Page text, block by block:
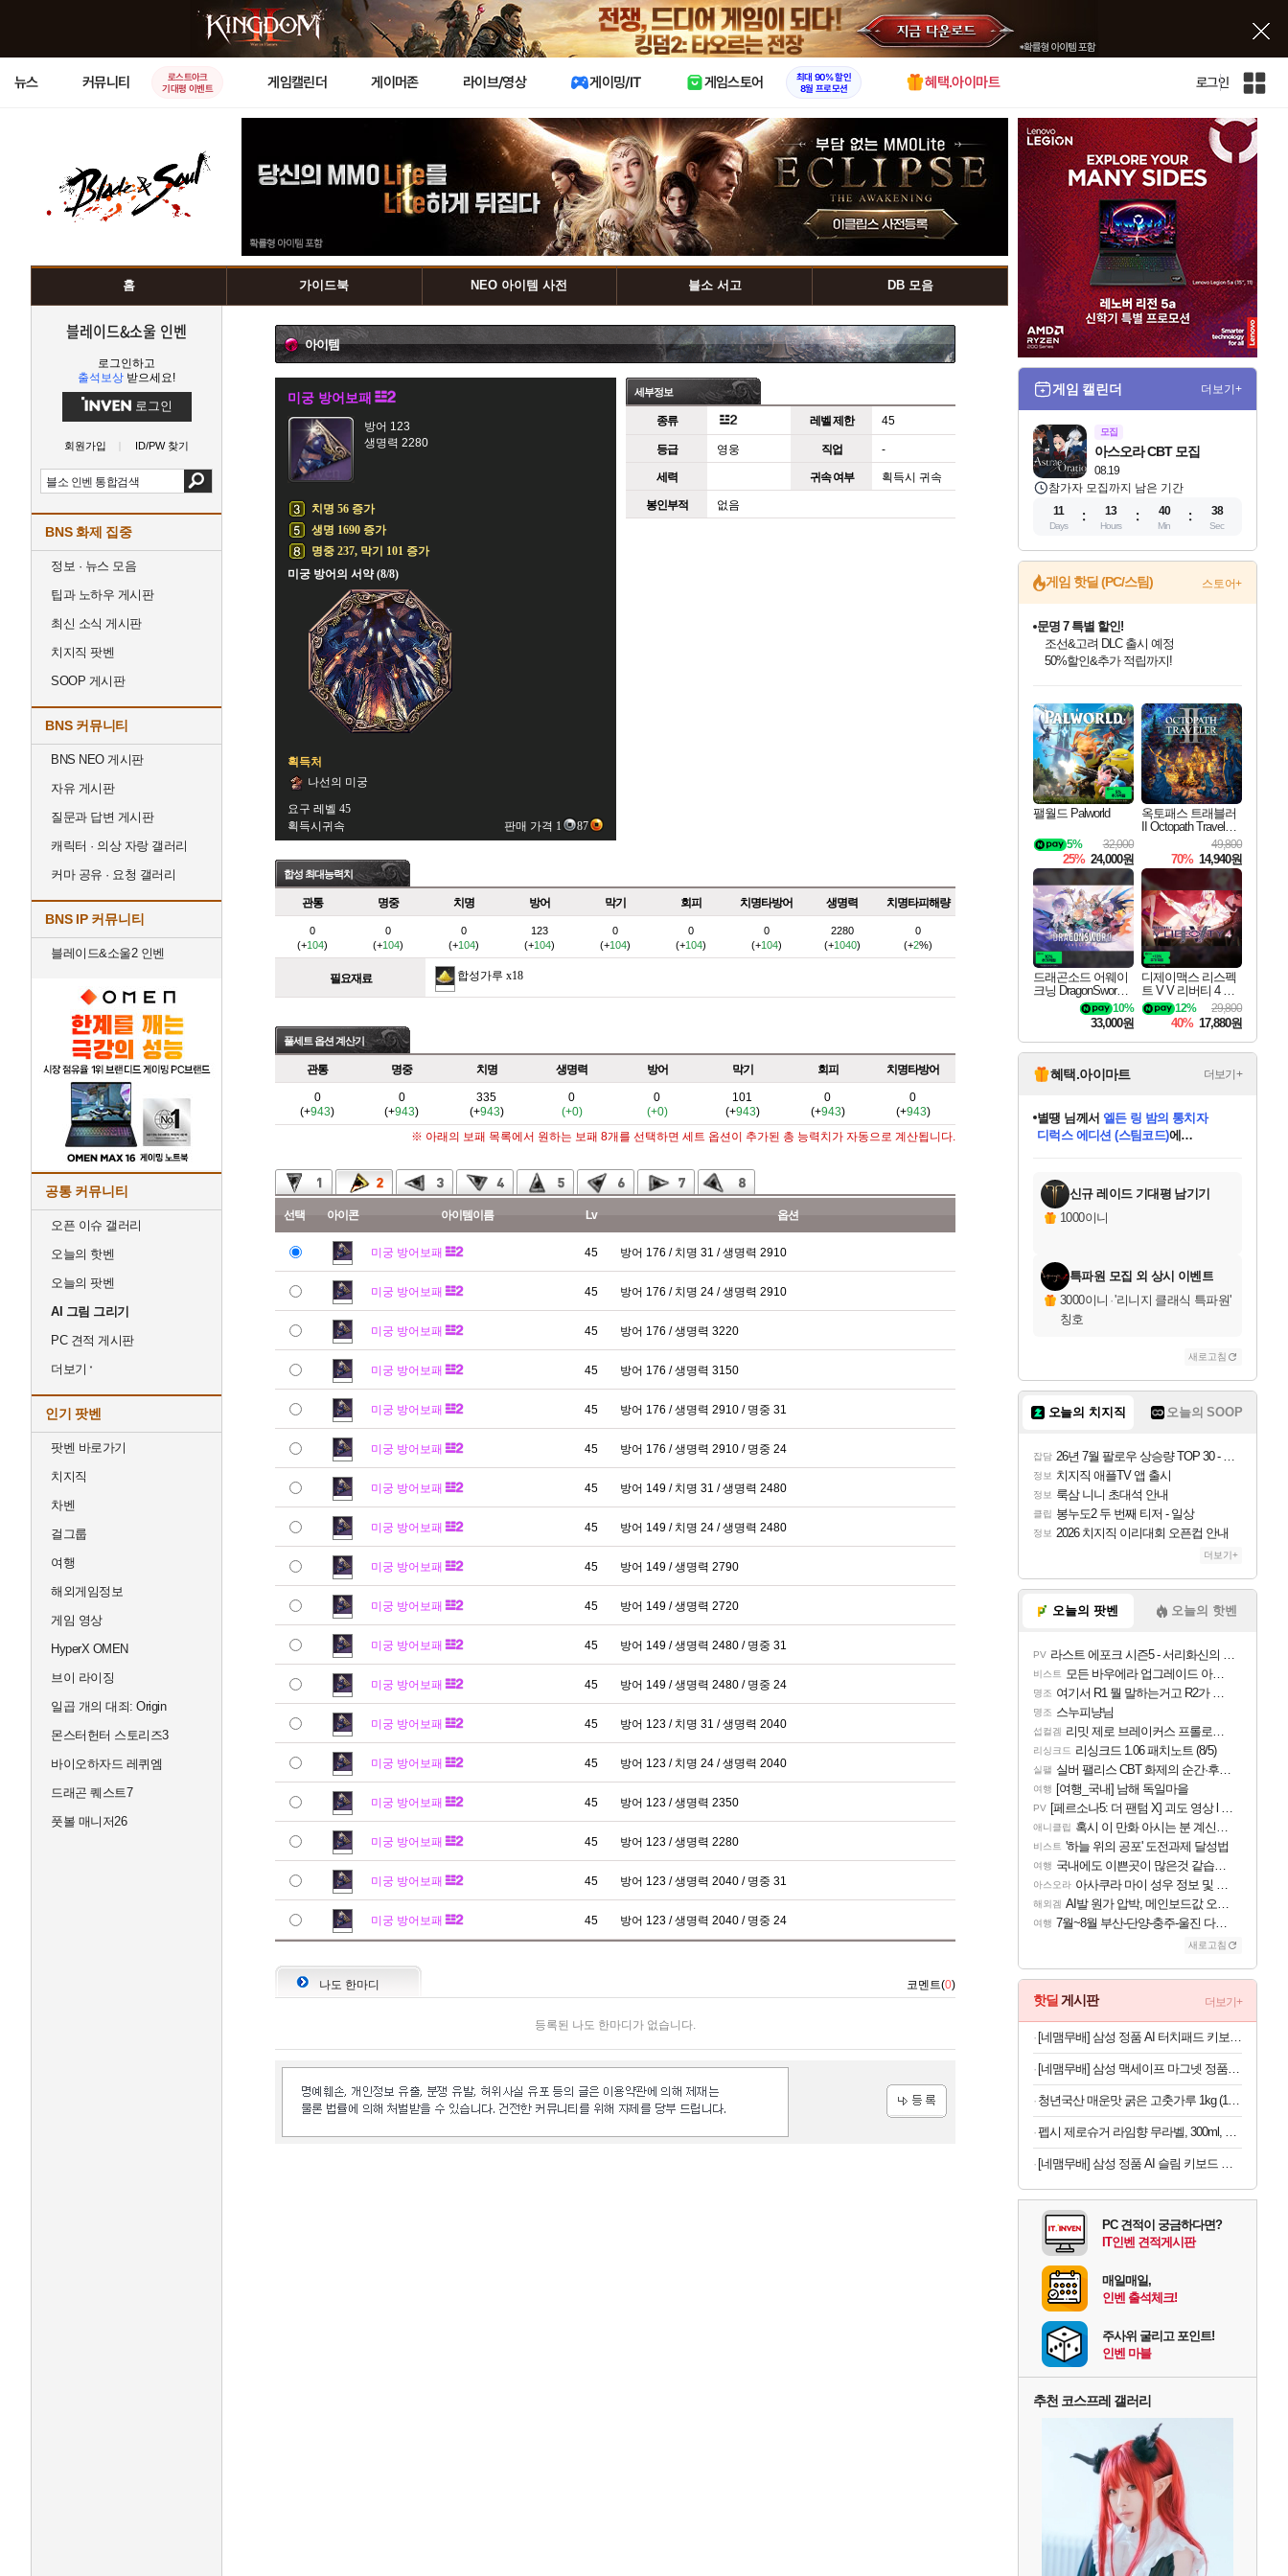
X
뉴스 커뮤니티
로스트아크
기대평 이벤트
게임캘린더 게이머존 라이브/영상 게이밍/IT 게임스토어
최대 90% 할인
8월 프로모션
혜택.아이마트 로그인
인
전
체
사
이
트
맵
홈 가이드북 NEO 아이템 사전 블소 서고 DB 모음
블레이드&소울 인벤
로그인하고
출석보상 받으세요!
로그인
회원가입 ID/PW 찾기
BNS 화제 집중
정보 · 뉴스 모음
팁과 노하우 게시판
최신 소식 게시판
치지직 팟벤
SOOP 게시판
BNS 커뮤니티
BNS NEO 게시판
자유 게시판
질문과 답변 게시판
캐릭터 · 의상 자랑 갤러리
커마 공유 · 요청 갤러리
BNS IP 커뮤니티
블레이드&소울2 인벤
공통 커뮤니티
오픈 이슈 갤러리
오늘의 핫벤
오늘의 팟벤
AI 그림 그리기
PC 견적 게시판
더보기
인기 팟벤
팟벤 바로가기
치지직
차벤
걸그룹
여행
해외게임정보
게임 영상
HyperX OMEN
브이 라이징
일곱 개의 대죄: Origin
몬스터헌터 스토리즈3
바이오하자드 레퀴엠
드래곤 퀘스트7
풋볼 매니저26
아이템
미궁 방어보패
방어 123
생명력 2280
치명 56 증가
생명 1690 증가
명중 237, 막기 101 증가
미궁 방어의 서약 (8/8)
획득처
나선의 미궁
요구 레벨 45
획득시귀속
판매 가격 1 87
세부정보
종류 레벨 제한 45
등급 영웅 직업 -
세력 귀속 여부 획득시 귀속
봉인부적 없음
합성 최대능력치
관통 명중 치명 방어 막기 회피 치명타방어 생명력 치명타피해량
0
(+104)
0
(+104)
0
(+104)
123
(+104)
0
(+104)
0
(+104)
0
(+104)
2280
(+1040)
0
(+2%)
필요재료 합성가루 x18
풀세트 옵션 계산기
관통 명중 치명 생명력 방어 막기 회피 치명타방어
0
(+943)
0
(+943)
335
(+943)
0
(+0)
0
(+0)
101
(+943)
0
(+943)
0
(+943)
※ 아래의 보패 목록에서 원하는 보패 8개를 선택하면 세트 옵션이 추가된 총 능력치가 자동으로 계산됩니다.
선택 아이콘 아이템이름 Lv 옵션
미궁 방어보패 45 방어 176 / 치명 31 / 생명력 2910
미궁 방어보패 45 방어 176 / 치명 24 / 생명력 2910
미궁 방어보패 45 방어 176 / 생명력 3220
미궁 방어보패 45 방어 176 / 생명력 3150
미궁 방어보패 45 방어 176 / 생명력 2910 / 명중 31
미궁 방어보패 45 방어 176 / 생명력 2910 / 명중 24
미궁 방어보패 45 방어 149 / 치명 31 / 생명력 2480
미궁 방어보패 45 방어 149 / 치명 24 / 생명력 2480
미궁 방어보패 45 방어 149 / 생명력 2790
미궁 방어보패 45 방어 149 / 생명력 2720
미궁 방어보패 45 방어 149 / 생명력 2480 / 명중 31
미궁 방어보패 45 방어 149 / 생명력 2480 / 명중 24
미궁 방어보패 45 방어 123 / 치명 31 / 생명력 2040
미궁 방어보패 45 방어 123 / 치명 24 / 생명력 2040
미궁 방어보패 45 방어 123 / 생명력 2350
미궁 방어보패 45 방어 123 / 생명력 2280
미궁 방어보패 45 방어 123 / 생명력 2040 / 명중 31
미궁 방어보패 45 방어 123 / 생명력 2040 / 명중 24
나도 한마디 코멘트(0)
등록된 나도 한마디가 없습니다.
게임 캘린더 더보기+
모집
08.19
아스오라 CBT 모집
참가자 모집까지 남은 기간
11
Days
13
Hours
40
Min
37
Sec
게임 핫딜 (PC/스팀) 스토어+
최대 90% 할인가를 만나보세요!
네이버혜택과 함께 만나보세요!
문명 7 특별 할인!
조선&고려 DLC 출시 예정
50%할인&추가 적립까지!
네이버 포인트 혜택까지!
이니&베니 혜택까지!
네이버 혜택가와 함께 예약하세요!
할인&네이버혜택으로 만나보세요!
네이버페이 혜택과 만나보세요!
40주년 프로모션으로 만나보세요!
할인가에 만나보세요!
일부 에디션 상시 할인!
혜택으로 예약 판매 중
편안하게 충전하세요
팰월드 Palworld
32,000
5%
25% 24,000원
옥토패스 트래블러
II Octopath Traveler I
49,800
70% 14,940원
드래곤소드 어웨이
크닝 DragonSword A
10%
33,000원
디제이맥스 리스펙
트 V V 리버티 4 팩
DJMAX RESPECT
V V Liberty 4 Pack D
29,800
12%
40% 17,880원
혜택.아이마트 더보기+
교환.
별땡 님께서 엘든 링 밤의 통치자
디럭스 에디션 (스팀코드)에
당첨되셨습니다.
당첨되셨습니다.
당첨되셨습니다.
당첨되셨습니다.
당첨되셨습니다.
당첨되셨습니다.
에디션 (스팀코드)를 교환.
당첨되셨습니다.
신규 레이드 기대평 남기기
1000이니
특파원 모집 외 상시 이벤트
3000이니 ·'리니지 클래식 특파원'
칭호
새로고침
오늘의 치지직 오늘의 SOOP
잡담 26년 7월 팔로우 상승량 TOP 30 - 월간 치지직
정보 치지직 애플TV 앱 출시
정보 룩삼 니니 초대석 안내
클립 봉누도2 두 번째 티저 - 일상
정보 2026 치지직 이리대회 오픈컵 안내
더보기+
오늘의 팟벤 오늘의 핫벤
PV 라스트 에포크 시즌5 - 서리화신의 분노 티저
비스트 모든 바우에라 업그레이드 아이템 획득 위치 공략 (89개)
명조 여기서 R1 뭘 말하는거고 R2가 뭘말하는걸까요?
명조 스누피냥님
섭컬겜 리밋 제로 브레이커스 프롤로그 테스트 후기 영상 업로드
리싱크드 리싱크드 1.06 패치노트 (8/5)
실팰 실버 팰리스 CBT 화제의 순간·후기 모음
여행 [여행_국내] 남해 독일마을
PV [페르소나5: 더 팬텀 X] 괴도 영상 l 타카마키 안·댄싱 스타
애니클립 혹시 이 만화 아시는 분 계신가요
비스트 '하늘 위의 공포' 도전과제 달성법
여행 국내에도 이쁜곳이 많은것 같습니다
아스오라 아사쿠라 마이 성우 정보 및 주요 필모
해외겜 AI발 원가 압박, 메인보드값 오르나
여행 7월~8월 부산-단양-충주-울진 다녀왔어요~
새로고침
핫딜 게시판 더보기+
[네맴무배] 삼성 정품 AI 터치패드 키보드 북커버 케이스 블랙, 갤럭시 탭 S10 FE 플러스
[네맴무배] 삼성 맥세이프 마그넷 정품 플라베어 댄싱베어 미러 케이스 커버 갤럭시S26
청년국산 매운맛 굵은 고춧가루 1kg (100g당 2,280원)
펩시 제로슈거 라임향 무라벨, 300ml, 20개
[네맴무배] 삼성 정품 AI 슬림 키보드 북커버 케이스 블랙, 갤럭시 탭 S11
PC 견적이 궁금하다면?
IT인벤 견적게시판
매일매일,
인벤 출석체크!
주사위 굴리고 포인트!
인벤 마블
추천 코스프레 갤러리